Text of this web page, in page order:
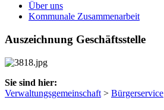
Über uns
Kommunale Zusammenarbeit
Auszeichnung Geschäftsstelle
Sie sind hier:
Verwaltungsgemeinschaft > Bürgerservice